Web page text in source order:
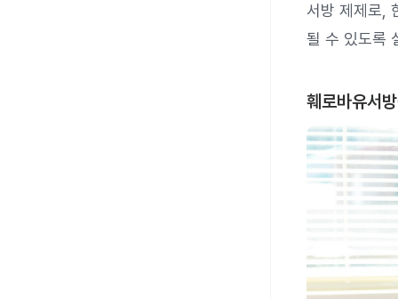
서방 제제로,
될 수 있도록
훼로바유서